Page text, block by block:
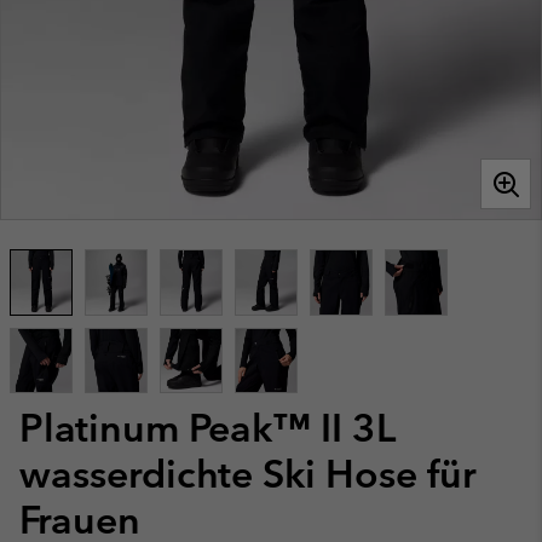
Platinum Peak™ II 3L
wasserdichte Ski Hose für
Frauen